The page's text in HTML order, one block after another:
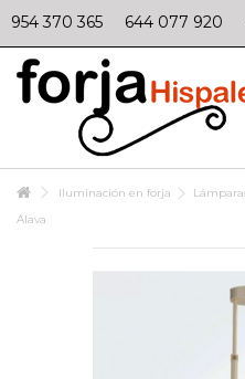
954 370 365 644 077 920
Iluminación en forja
Álava